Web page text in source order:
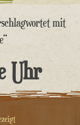
mit
Uhr